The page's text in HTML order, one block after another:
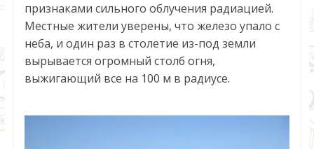
признаками сильного облучения радиацией.
Местные жители уверены, что железо упало с
неба, и один раз в столетие из-под земли
вырывается огромный столб огня,
выжигающий все на 100 м в радиусе.